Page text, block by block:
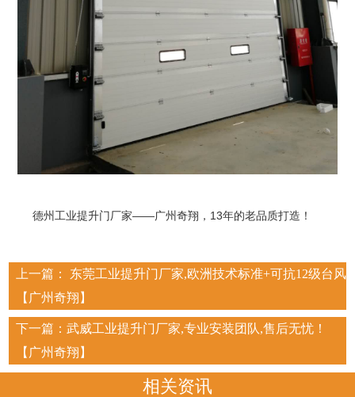
德州工业提升门厂家——广州奇翔，13年的老品质打造！
上一篇：
东莞工业提升门厂家,欧洲技术标准+可抗12级台风
【广州奇翔】
下一篇： 武威工业提升门厂家,专业安装团队,售后无忧！
【广州奇翔】
相关资讯